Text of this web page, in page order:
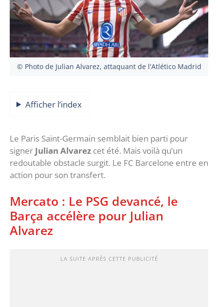
© Photo de Julian Alvarez, attaquant de l'Atlético Madrid
Afficher l’index
Le Paris Saint-Germain semblait bien parti pour
signer Julian Alvarez cet été. Mais voilà qu’un
redoutable obstacle surgit. Le FC Barcelone entre en
action pour son transfert.
Mercato : Le PSG devancé, le
Barça accélère pour Julian
Alvarez
LA SUITE APRÈS CETTE PUBLICITÉ